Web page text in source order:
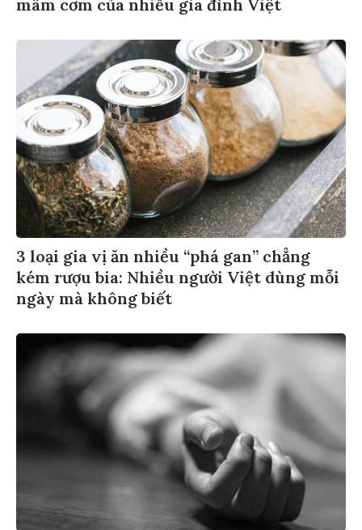
3 loại gia vị ăn nhiều “phá gan” chẳng
kém rượu bia: Nhiều người Việt dùng mỗi
ngày mà không biết